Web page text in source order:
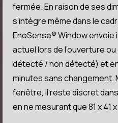
fermée. En raison de ses
s’intègre même dans le
EnoSense® Window
actuel lors de l’ouverture
détecté / non détecté) et
minutes sans changement.
fenêtre, il reste discret
en ne mesurant que 81 x 41